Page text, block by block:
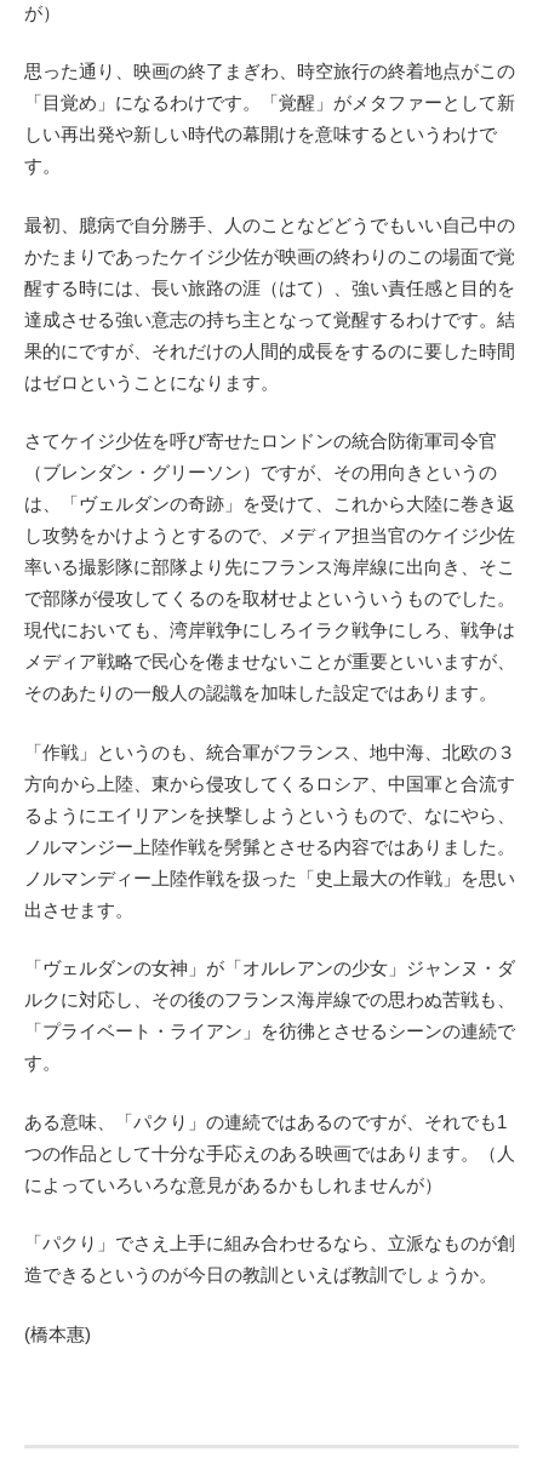
が）
思った通り、映画の終了まぎわ、時空旅行の終着地点がこの
「目覚め」になるわけです。「覚醒」がメタファーとして新
しい再出発や新しい時代の幕開けを意味するというわけで
す。
最初、臆病で自分勝手、人のことなどどうでもいい自己中の
かたまりであったケイジ少佐が映画の終わりのこの場面で覚
醒する時には、長い旅路の涯（はて）、強い責任感と目的を
達成させる強い意志の持ち主となって覚醒するわけです。結
果的にですが、それだけの人間的成長をするのに要した時間
はゼロということになります。
さてケイジ少佐を呼び寄せたロンドンの統合防衛軍司令官
（ブレンダン・グリーソン）ですが、その用向きというの
は、「ヴェルダンの奇跡」を受けて、これから大陸に巻き返
し攻勢をかけようとするので、メディア担当官のケイジ少佐
率いる撮影隊に部隊より先にフランス海岸線に出向き、そこ
で部隊が侵攻してくるのを取材せよといういうものでした。
現代においても、湾岸戦争にしろイラク戦争にしろ、戦争は
メディア戦略で民心を倦ませないことが重要といいますが、
そのあたりの一般人の認識を加味した設定ではあります。
「作戦」というのも、統合軍がフランス、地中海、北欧の３
方向から上陸、東から侵攻してくるロシア、中国軍と合流す
るようにエイリアンを挟撃しようというもので、なにやら、
ノルマンジー上陸作戦を髣髴とさせる内容ではありました。
ノルマンディー上陸作戦を扱った「史上最大の作戦」を思い
出させます。
「ヴェルダンの女神」が「オルレアンの少女」ジャンヌ・ダ
ルクに対応し、その後のフランス海岸線での思わぬ苦戦も、
「プライベート・ライアン」を彷彿とさせるシーンの連続で
す。
ある意味、「パクり」の連続ではあるのですが、それでも1
つの作品として十分な手応えのある映画ではあります。（人
によっていろいろな意見があるかもしれませんが）
「パクり」でさえ上手に組み合わせるなら、立派なものが創
造できるというのが今日の教訓といえば教訓でしょうか。
(橋本惠)